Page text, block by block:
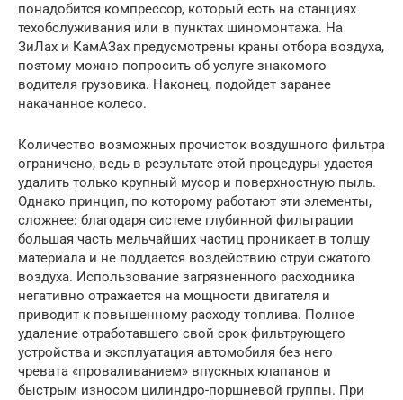
понадобится компрессор, который есть на станциях
техобслуживания или в пунктах шиномонтажа. На
ЗиЛах и КамАЗах предусмотрены краны отбора воздуха,
поэтому можно попросить об услуге знакомого
водителя грузовика. Наконец, подойдет заранее
накачанное колесо.
Количество возможных прочисток воздушного фильтра
ограничено, ведь в результате этой процедуры удается
удалить только крупный мусор и поверхностную пыль.
Однако принцип, по которому работают эти элементы,
сложнее: благодаря системе глубинной фильтрации
большая часть мельчайших частиц проникает в толщу
материала и не поддается воздействию струи сжатого
воздуха. Использование загрязненного расходника
негативно отражается на мощности двигателя и
приводит к повышенному расходу топлива. Полное
удаление отработавшего свой срок фильтрующего
устройства и эксплуатация автомобиля без него
чревата «проваливанием» впускных клапанов и
быстрым износом цилиндро-поршневой группы. При